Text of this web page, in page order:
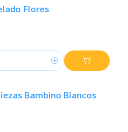
Flores
Bambino Blancos